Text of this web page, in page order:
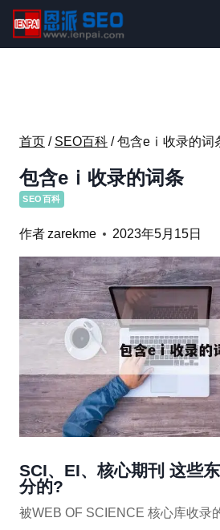
内
首页 / SEO百科 / 包含eⅰ收录的词
包含eⅰ收录的词条
SEO百科
作者zarekme 2023年5月15日
SCI、EI、核心期刊 这些
分的?
被WEB OF SCIENCE 核心库收录